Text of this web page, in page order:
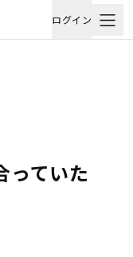
ログイン
っていた